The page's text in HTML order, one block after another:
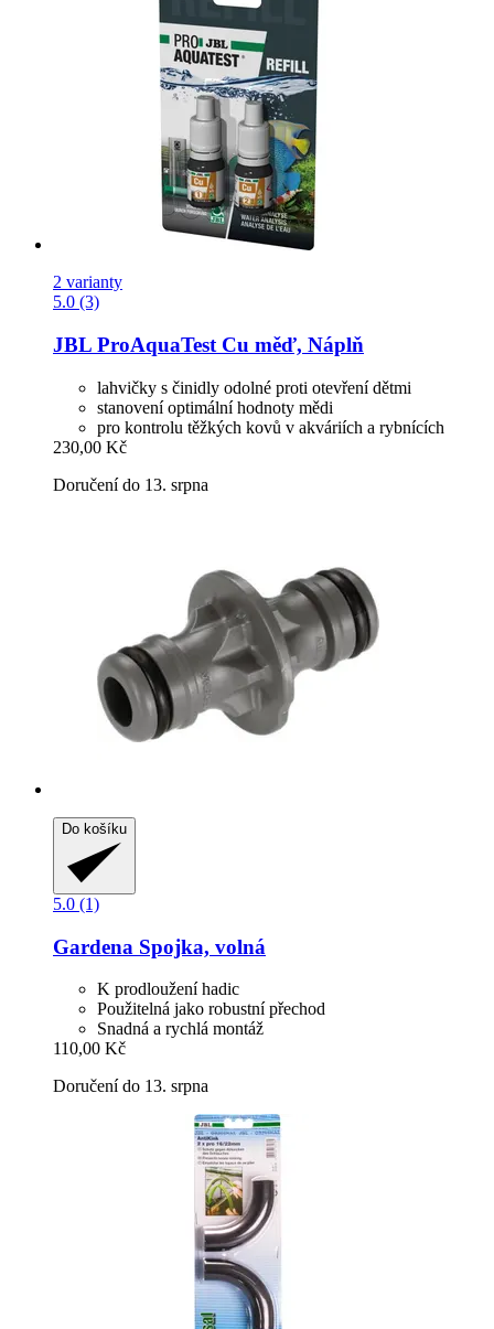
2 varianty
5.0 (3)
JBL ProAquaTest Cu měď, Náplň
lahvičky s činidly odolné proti otevření dětmi
stanovení optimální hodnoty mědi
pro kontrolu těžkých kovů v akváriích a rybnících
230,00 Kč
Doručení do 13. srpna
Do košíku
5.0 (1)
Gardena Spojka, volná
K prodloužení hadic
Použitelná jako robustní přechod
Snadná a rychlá montáž
110,00 Kč
Doručení do 13. srpna